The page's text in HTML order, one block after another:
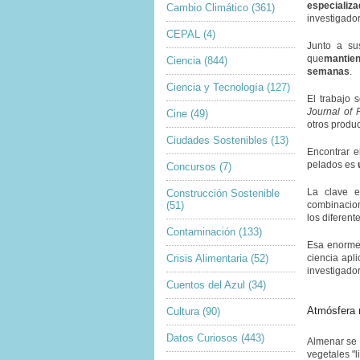
Cambio Climático (361)
CEPAL (4)
Ciencia (844)
Ciencia y Tecnología (127)
Cine (49)
Ciudades Sostenibles (13)
Concursos (7)
Construcción Sostenible
(51)
Contaminación (133)
Crisis Alimentaria (52)
Cuentos del Azul (34)
Cultura (90)
Datos Curiosos (443)
Junto a
que
semanas.
El trabajo
Journal of
otros
Encontrar
pelados es
La clave
los
Esa
ciencia
Atmósfera
Almenar se
vegetales